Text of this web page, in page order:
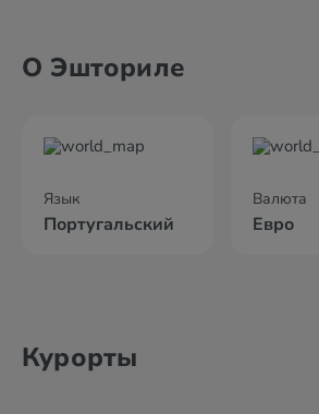
О Эшториле
Язык
Португальский
Валюта
Евро
Курорты